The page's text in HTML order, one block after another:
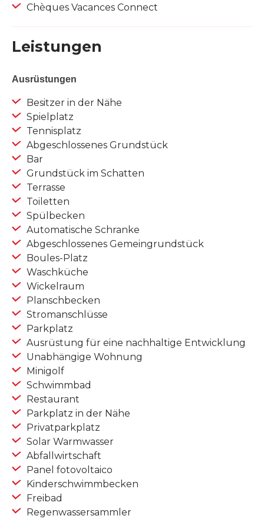
Chèques Vacances Connect
Leistungen
Ausrüstungen
Besitzer in der Nähe
Spielplatz
Tennisplatz
Abgeschlossenes Grundstück
Bar
Grundstück im Schatten
Terrasse
Toiletten
Spülbecken
Automatische Schranke
Abgeschlossenes Gemeingrundstück
Boules-Platz
Waschküche
Wickelraum
Planschbecken
Stromanschlüsse
Parkplatz
Ausrüstung für eine nachhaltige Entwicklung
Unabhängige Wohnung
Minigolf
Schwimmbad
Restaurant
Parkplatz in der Nähe
Privatparkplatz
Solar Warmwasser
Abfallwirtschaft
Panel fotovoltaico
Kinderschwimmbecken
Freibad
Regenwassersammler